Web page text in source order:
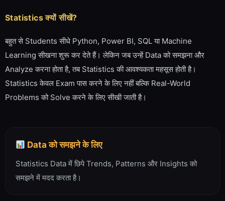
Statistics क्यों सीखें?
बहुत से Students सीधे Python, Power BI, SQL या Machine
Learning सीखना शुरू कर देते हैं। लेकिन जब उन्हें Data को समझना और
Analyze करना होता है, तब Statistics की आवश्यकता महसूस होती है।
Statistics केवल Exam पास करने के लिए नहीं बल्कि Real-World
Problems को Solve करने के लिए सीखी जाती है।
Data को समझने के लिए
Statistics Data में छिपे Trends, Patterns और Insights को
समझने में मदद करता है।